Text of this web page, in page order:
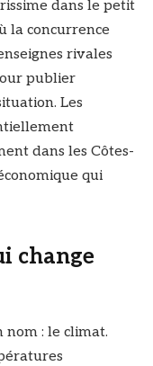
dans le petit
la concurrence
rivales
publier
Les
dans les Côtes-
qui
change
nom : le climat.